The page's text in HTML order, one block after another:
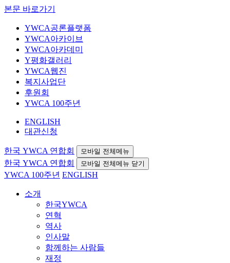
본문 바로가기
YWCA공론플랫폼
YWCA아카이브
YWCA아카데미
Y평화갤러리
YWCA웹진
복지사업단
후원회
YWCA 100주년
ENGLISH
대관신청
한국 YWCA 연합회 모바일 전체메뉴
한국 YWCA 연합회 모바일 전체메뉴 닫기
YWCA 100주년 ENGLISH
소개
한국YWCA
연혁
역사
인사말
함께하는 사람들
재정